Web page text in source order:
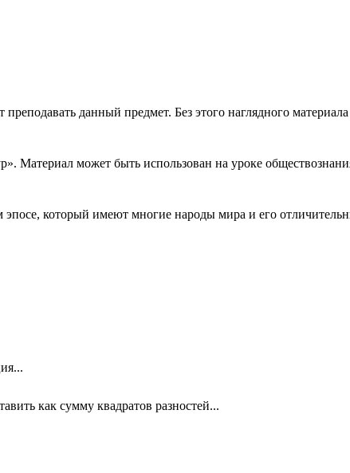
данный предмет. Без этого наглядного
Материал может быть использован на уроке
эпосе, который имеют многие народы мира и его
как сумму квадратов разностей...